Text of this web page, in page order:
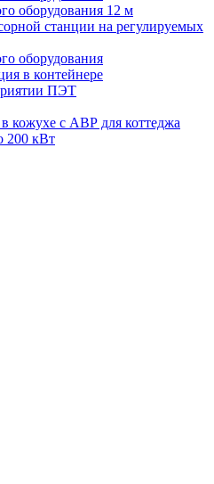
оборудования 12 м
станции на регулируемых
оборудования
в контейнере
ПЭТ
кожухе с АВР для коттеджа
200 кВт